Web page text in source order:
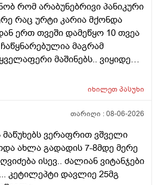
რომ არაბუნებრივი პანიკური
რაც ურტი კარია მქონდა
ერთ თვეში დამეწყო 10 თვეა
მაგრამ
მაშინებს.. ვიყიდე
ხომ არ მექმება?
მარტო მაშინებს ეს
ახსენებს სულ დამამე
იხილეთპასუხი
თარიღი :08-06-2026
ვერაფრით ვშველი
ახლა გადადის 7-8მდე მერე
ისევ.. ძალიან ვიტანჯები
კეტილეპტი დავლიე 25მგ